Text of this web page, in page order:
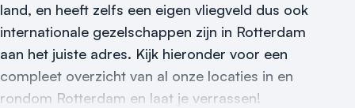
Vraag locatie aan
Locatiegids
land, en heeft zelfs een eigen vliegveld dus ook
internationale gezelschappen zijn in Rotterdam
aan het juiste adres. Kijk hieronder voor een
compleet overzicht van al onze locaties in en
rondom Rotterdam en laat je verrassen!